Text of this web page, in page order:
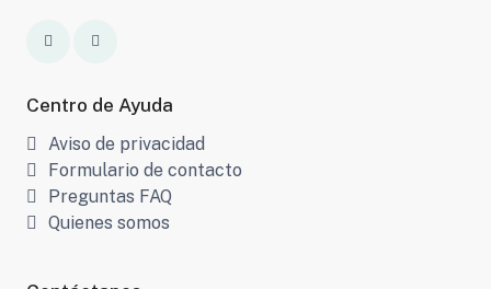
Centro de Ayuda
Aviso de privacidad
Formulario de contacto
Preguntas FAQ
Quienes somos